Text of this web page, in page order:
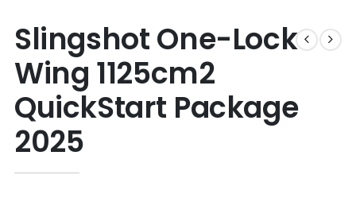
Slingshot One-Lock
Wing 1125cm2
QuickStart Package
2025